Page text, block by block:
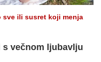
sve ili susret koji menja
s večnom ljubavlju